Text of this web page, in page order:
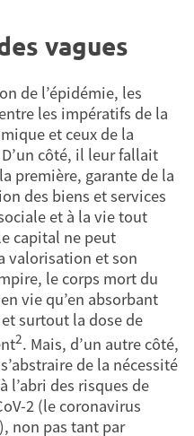
vagues
de l’épidémie, les
les impératifs de la
et ceux de la
côté, il leur fallait
première, garante de la
des biens et services
et à la vie tout
capital ne peut
valorisation et son
le corps mort du
vie qu’en absorbant
surtout la dose de
2. Mais, d’un autre côté,
de la nécessité
l’abri des risques de
2 (le coronavirus
non pas tant par